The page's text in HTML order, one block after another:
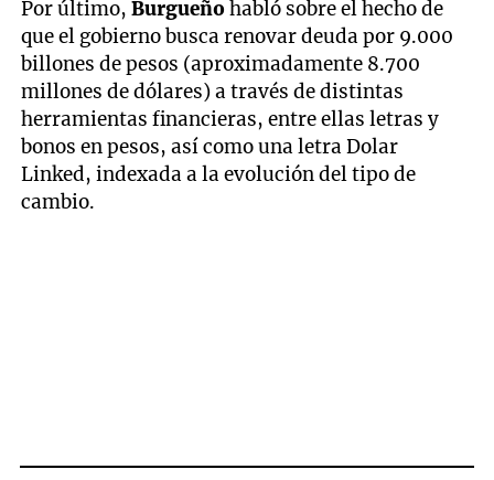
Por último,Burgueñohabló sobre el hecho de
que el gobierno busca renovar deuda por 9.000
billones de pesos (aproximadamente 8.700
millones de dólares) a través de distintas
herramientas financieras, entre ellas letras y
bonos en pesos, así como una letra Dolar
Linked, indexada a la evolución del tipo de
cambio.